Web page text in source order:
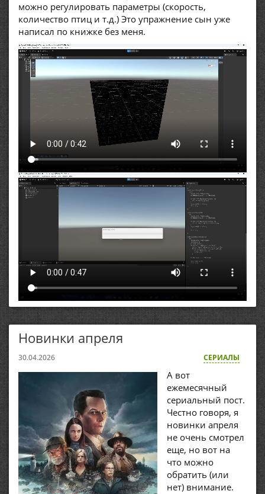
можно регулировать параметры (скорость,
количество птиц и т.д.) Это упражнение сын уже
написал по книжке без меня.
Новинки апреля
30.04.2026 СЕРИАЛЫ
А вот
ежемесячный
сериальный пост.
Честно говоря, я
новинки апреля
не очень смотрел
еще, но вот на
что можно
обратить (или
нет) внимание.